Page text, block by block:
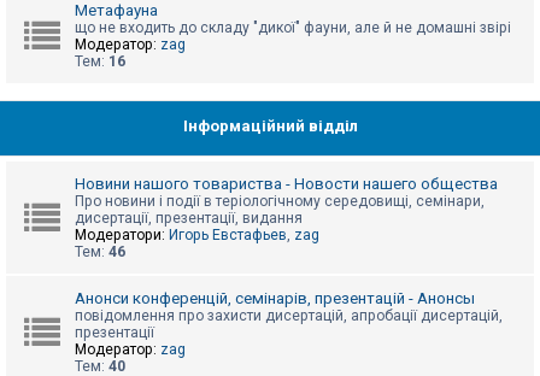
е
й
А
и
т
П
Метафауна
що не входить до складу "дикої" фауни, але й не домашні звірі
Модератор: zag
Тем: 16
Інформаційний відділ
Новини нашого товариства - Новости нашего общества
Про новини і події в теріологічному середовищі, семінари,
дисертації, презентації, видання
Модератори: Игорь Евстафьев, zag
Тем: 46
Анонси конференцій, семінарів, презентацій - Анонсы
повідомлення про захисти дисертацій, апробації дисертацій,
презентації
Модератор: zag
Тем: 40